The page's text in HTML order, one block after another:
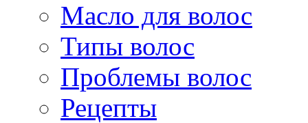
Масло для волос
Типы волос
Проблемы волос
Рецепты